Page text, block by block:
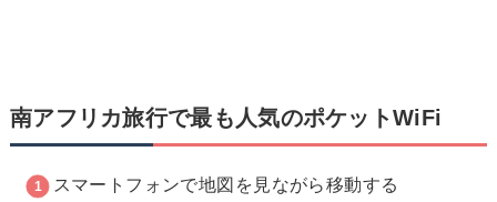
南アフリカ旅行で最も人気のポケットWiFi
スマートフォンで地図を見ながら移動する